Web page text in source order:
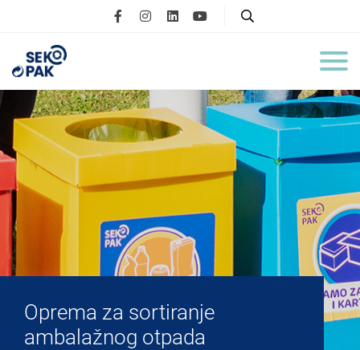
Oprema za sortiranje
ambalažnog otpada